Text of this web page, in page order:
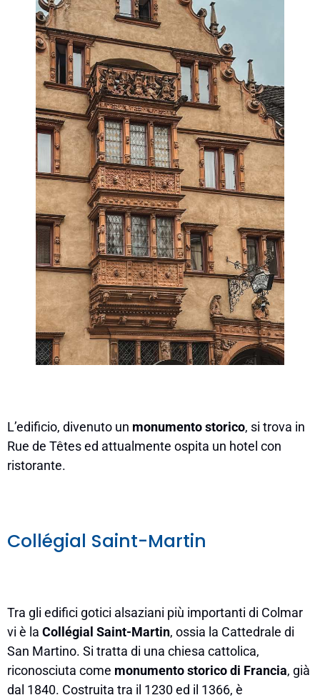
L’edificio, divenuto un monumento storico, si trova in
Rue de Têtes ed attualmente ospita un hotel con
ristorante.
Collégial Saint-Martin
Tra gli edifici gotici alsaziani più importanti di Colmar
vi è la Collégial Saint-Martin, ossia la Cattedrale di
San Martino. Si tratta di una chiesa cattolica,
riconosciuta come monumento storico di Francia, già
dal 1840. Costruita tra il 1230 ed il 1366, è